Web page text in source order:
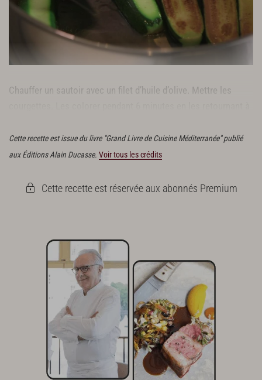
Chauffer un sautoir avec un filet d’huile d’olive. Mettre les
Cette recette est issue du livre "Grand Livre de Cuisine Méditerranée" publié
aux Éditions Alain Ducasse. Voir tous les crédits
Cette recette est réservée aux abonnés Premium